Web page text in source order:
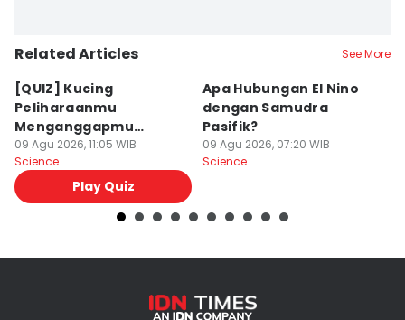
Related Articles See More
[QUIZ] Kucing
Peliharaanmu
Menganggapmu
Sebagai Apa, Babu atau
Temannya?
09 Agu 2026, 11:05 WIB
Science
Play Quiz
Apa Hubungan El Nino
dengan Samudra
Pasifik?
09 Agu 2026, 07:20 WIB
Science